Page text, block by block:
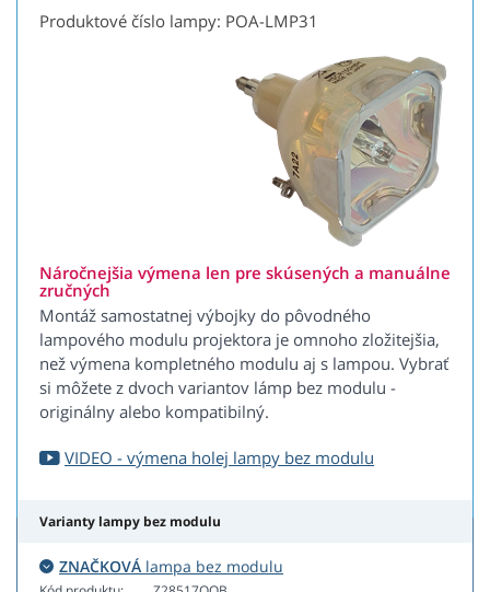
Produktové číslo lampy: POA-LMP31
Náročnejšia výmena len pre skúsených a manuálne
zručných
Montáž samostatnej výbojky do pôvodného
lampového modulu projektora je omnoho zložitejšia,
než výmena kompletného modulu aj s lampou. Vybrať
si môžete z dvoch variantov lámp bez modulu -
originálny alebo kompatibilný.
VIDEO - výmena holej lampy bez modulu
Varianty lampy bez modulu
ZNAČKOVÁ lampa bez modulu